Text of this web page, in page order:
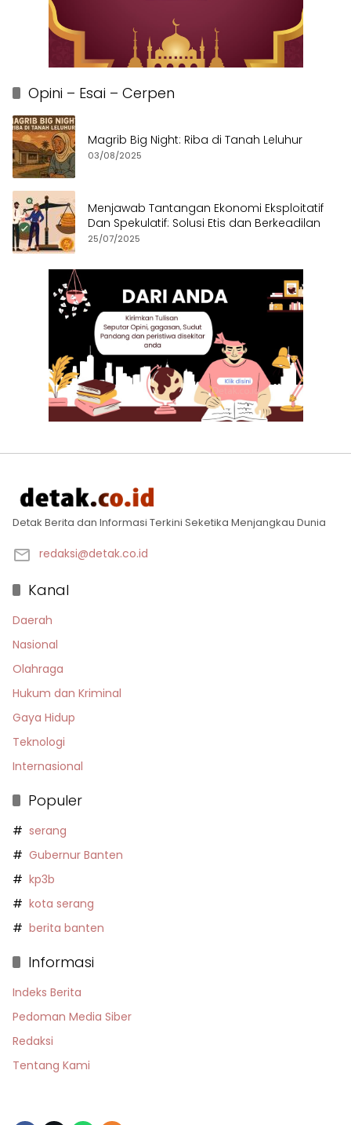
Opini – Esai – Cerpen
Magrib Big Night: Riba di Tanah Leluhur
03/08/2025
Menjawab Tantangan Ekonomi Eksploitatif
Dan Spekulatif: Solusi Etis dan Berkeadilan
25/07/2025
Detak Berita dan Informasi Terkini Seketika Menjangkau Dunia
redaksi@detak.co.id
Kanal
Daerah
Nasional
Olahraga
Hukum dan Kriminal
Gaya Hidup
Teknologi
Internasional
Populer
serang
Gubernur Banten
kp3b
kota serang
berita banten
Informasi
Indeks Berita
Pedoman Media Siber
Redaksi
Tentang Kami